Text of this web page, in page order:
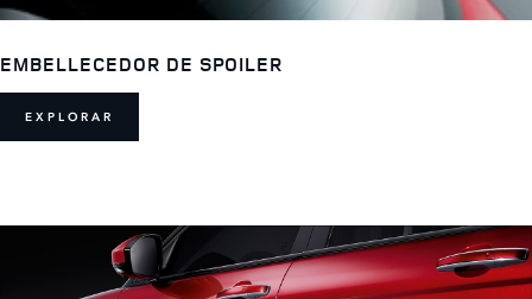
EMBELLECEDOR DE SPOILER
EXPLORAR